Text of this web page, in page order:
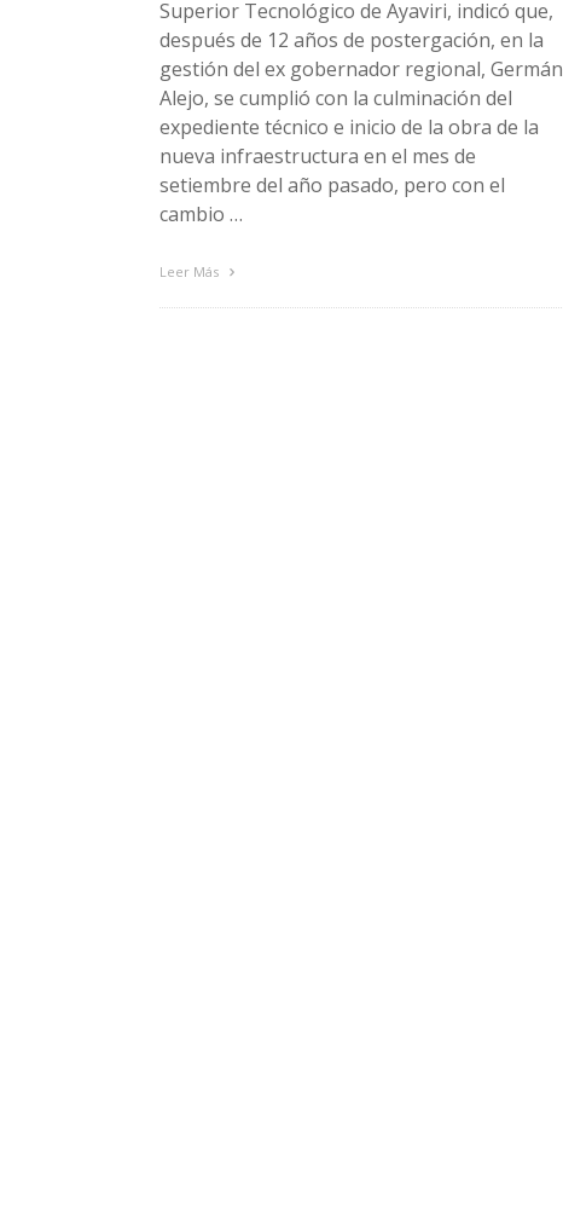
Superior Tecnológico de Ayaviri, indicó que,
después de 12 años de postergación, en la
gestión del ex gobernador regional, Germán
Alejo, se cumplió con la culminación del
expediente técnico e inicio de la obra de la
nueva infraestructura en el mes de
setiembre del año pasado, pero con el
cambio …
Leer Más